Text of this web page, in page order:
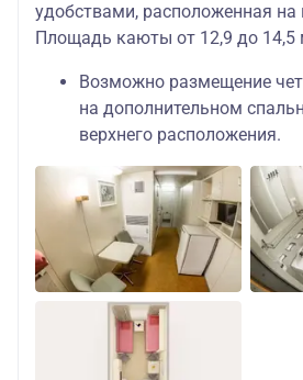
удобствами, расположенная на
Площадь каюты от 12,9 до 14,5
Возможно размещение
на дополнительном
верхнего расположения.